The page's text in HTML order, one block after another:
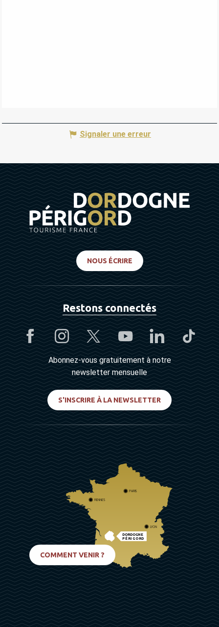
Signaler une erreur
NOUS ÉCRIRE
Restons connectés
Abonnez-vous gratuitement à notre
newsletter mensuelle
S'INSCRIRE À LA NEWSLETTER
DORDOGNE
PÉRIGORD
PARIS
RENNES
LYON
COMMENT VENIR ?